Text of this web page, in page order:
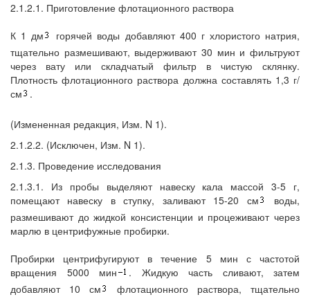
2.1.2.1. Приготовление флотационного раствора
К 1 дм
горячей воды добавляют 400 г хлористого натрия,
тщательно размешивают, выдерживают 30 мин и фильтруют
через вату или складчатый фильтр в чистую склянку.
Плотность флотационного раствора должна составлять 1,3 г/
см
.
(Измененная редакция, Изм. N 1).
2.1.2.2. (Исключен, Изм. N 1).
2.1.3. Проведение исследования
2.1.3.1. Из пробы выделяют навеску кала массой 3-5 г,
помещают навеску в ступку, заливают 15-20 см
воды,
размешивают до жидкой консистенции и процеживают через
марлю в центрифужные пробирки.
Пробирки центрифугируют в течение 5 мин с частотой
вращения 5000 мин
. Жидкую часть сливают, затем
добавляют 10 см
флотационного раствора, тщательно